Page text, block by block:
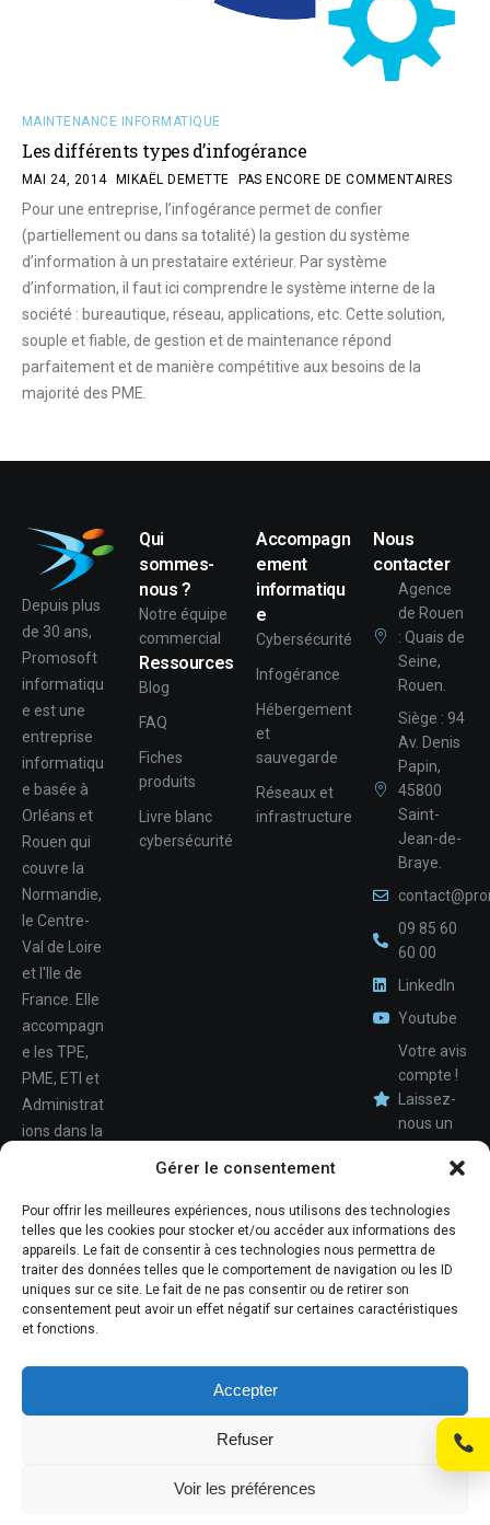
Gérer le consentement
Pour offrir les meilleures expériences, nous utilisons des technologies
telles que les cookies pour stocker et/ou accéder aux informations des
appareils. Le fait de consentir à ces technologies nous permettra de
traiter des données telles que le comportement de navigation ou les ID
uniques sur ce site. Le fait de ne pas consentir ou de retirer son
consentement peut avoir un effet négatif sur certaines caractéristiques
et fonctions.
Accepter
Refuser
Voir les préférences
Téléphone
MAINTENANCE INFORMATIQUE
Les différents types d’infogérance
MAI 24, 2014 MIKAËL DEMETTE PAS ENCORE DE COMMENTAIRES
Pour une entreprise, l’infogérance permet de confier
(partiellement ou dans sa totalité) la gestion du système
d’information à un prestataire extérieur. Par système
d’information, il faut ici comprendre le système interne de la
société : bureautique, réseau, applications, etc. Cette solution,
souple et fiable, de gestion et de maintenance répond
parfaitement et de manière compétitive aux besoins de la
majorité des PME.
Depuis plus
de 30 ans,
Promosoft
informatiqu
e est une
entreprise
informatiqu
e basée à
Orléans et
Rouen qui
couvre la
Normandie,
le Centre-
Val de Loire
et l'Ile de
France. Elle
accompagn
e les TPE,
PME, ETI et
Administrat
ions dans la
déploiemen
t et la
maintenan
ce de leur
système
ons.
Qui
sommes-
nous ?
Notre équipe
commercial
Ressources
Blog
FAQ
Fiches
produits
Livre blanc
cybersécurité
Accompagn
ement
informatiqu
e
Cybersécurité
Infogérance
Hébergement
et
sauvegarde
Réseaux et
infrastructure
Nous
contacter
Agence
de Rouen
: Quais de
Seine,
Rouen.
Siège : 94
Av. Denis
Papin,
45800
Saint-
Jean-de-
Braye.
09 85 60
60 00
LinkedIn
Youtube
Votre avis
compte !
Laissez-
nous un